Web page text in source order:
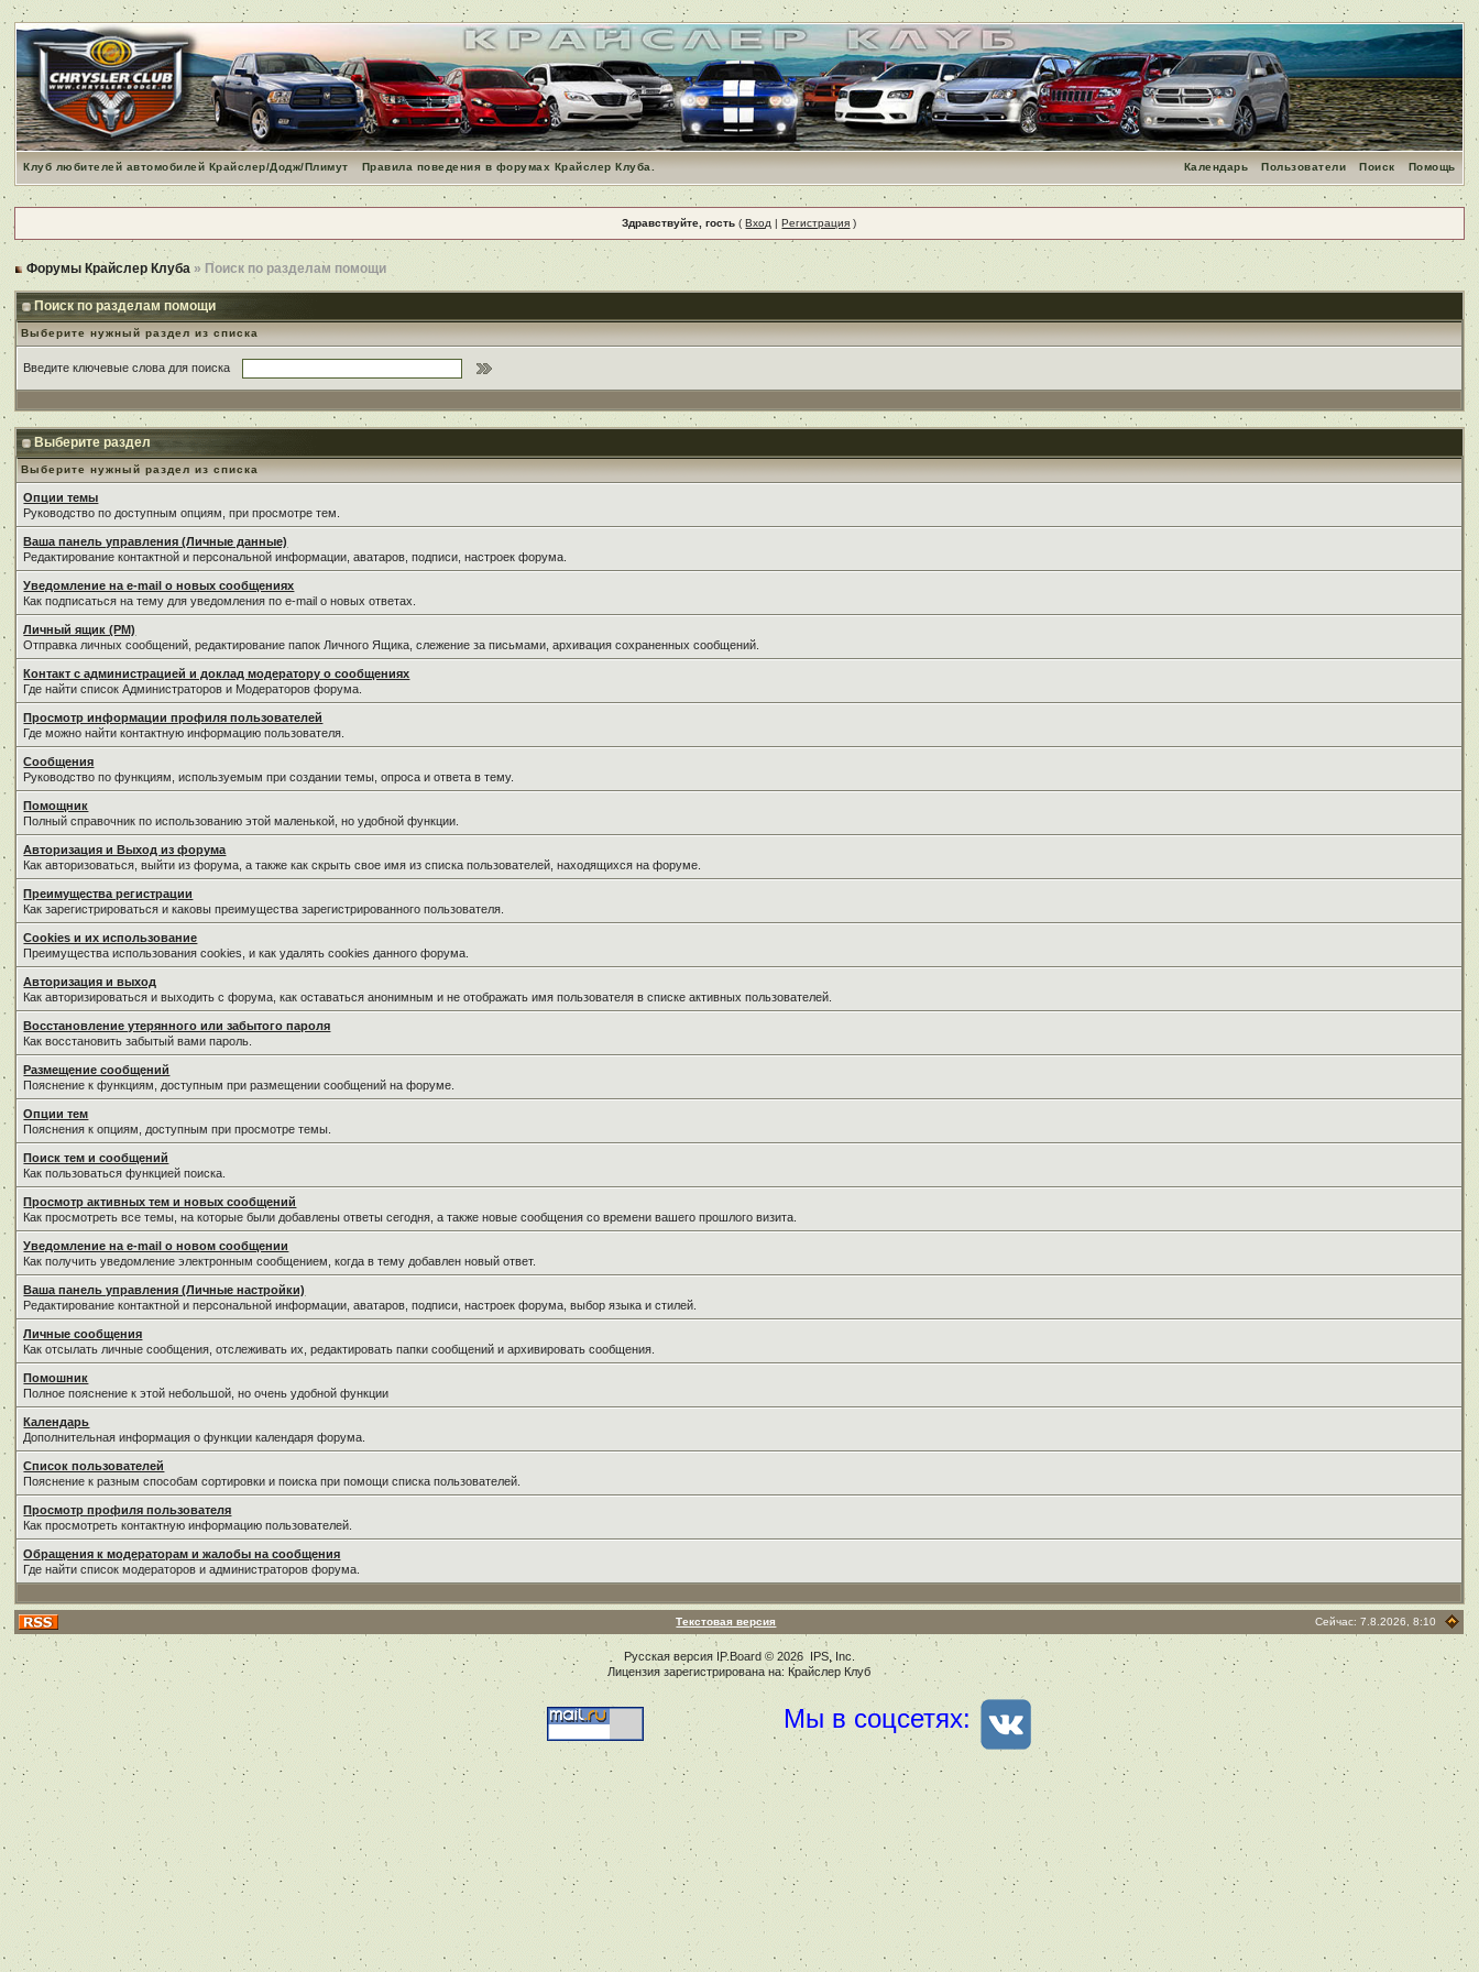
Клуб любителей автомобилей Крайслер/Додж/Плимут Правила поведения в форумах Крайслер Клуба. Помощь
Поиск
Пользователи
Календарь
Здравствуйте, гость (Вход |Регистрация )
Форумы Крайслер Клуба » Поиск по разделам помощи
Поиск по разделам помощи
Выберите нужный раздел из списка
Введите ключевые слова для поиска
Выберите раздел
Выберите нужный раздел из списка
Опции темы
Руководство по доступным опциям, при просмотре тем.
Ваша панель управления (Личные данные)
Редактирование контактной и персональной информации, аватаров, подписи, настроек форума.
Уведомление на e-mail о новых сообщениях
Как подписаться на тему для уведомления по e-mail о новых ответах.
Личный ящик (PM)
Отправка личных сообщений, редактирование папок Личного Ящика, слежение за письмами, архивация сохраненных сообщений.
Контакт с администрацией и доклад модератору о сообщениях
Где найти список Администраторов и Модераторов форума.
Просмотр информации профиля пользователей
Где можно найти контактную информацию пользователя.
Сообщения
Руководство по функциям, используемым при создании темы, опроса и ответа в тему.
Помощник
Полный справочник по использованию этой маленькой, но удобной функции.
Авторизация и Выход из форума
Как авторизоваться, выйти из форума, а также как скрыть свое имя из списка пользователей, находящихся на форуме.
Преимущества регистрации
Как зарегистрироваться и каковы преимущества зарегистрированного пользователя.
Cookies и их использование
Преимущества использования cookies, и как удалять cookies данного форума.
Авторизация и выход
Как авторизироваться и выходить с форума, как оставаться анонимным и не отображать имя пользователя в списке активных пользователей.
Восстановление утерянного или забытого пароля
Как восстановить забытый вами пароль.
Размещение сообщений
Пояснение к функциям, доступным при размещении сообщений на форуме.
Опции тем
Пояснения к опциям, доступным при просмотре темы.
Поиск тем и сообщений
Как пользоваться функцией поиска.
Просмотр активных тем и новых сообщений
Как просмотреть все темы, на которые были добавлены ответы сегодня, а также новые сообщения со времени вашего прошлого визита.
Уведомление на е-mail о новом сообщении
Как получить уведомление электронным сообщением, когда в тему добавлен новый ответ.
Ваша панель управления (Личные настройки)
Редактирование контактной и персональной информации, аватаров, подписи, настроек форума, выбор языка и стилей.
Личные сообщения
Как отсылать личные сообщения, отслеживать их, редактировать папки сообщений и архивировать сообщения.
Помошник
Полное пояснение к этой небольшой, но очень удобной функции
Календарь
Дополнительная информация о функции календаря форума.
Список пользователей
Пояснение к разным способам сортировки и поиска при помощи списка пользователей.
Просмотр профиля пользователя
Как просмотреть контактную информацию пользователей.
Обращения к модераторам и жалобы на сообщения
Где найти список модераторов и администраторов форума.
Текстовая версия Сейчас: 7.8.2026, 8:10
Русская версия IP.Board© 2026 IPS, Inc
Лицензия зарегистрирована на: Крайслер Клуб
Мы в соцсетях: